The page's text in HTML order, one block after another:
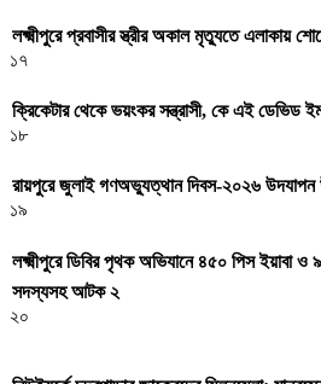
লক্ষ্মীপুরে প্রবাসীর স্ত্রীর অকাল মৃত্যুতে এলাকায়
১৭
ক্রিকেটার থেকে ভয়ংকর সন্ত্রাসী, কে এই ডেভিড
১৮
রায়পুরে জুলাই গণঅভ্যুত্থান দিবস-২০২৬ উদযাপন
১৯
লক্ষ্মীপুরে ডিবির পৃথক অভিযানে ৪৫০ পিস ইয়াবা ও
সদস্যসহ আটক ২
২০